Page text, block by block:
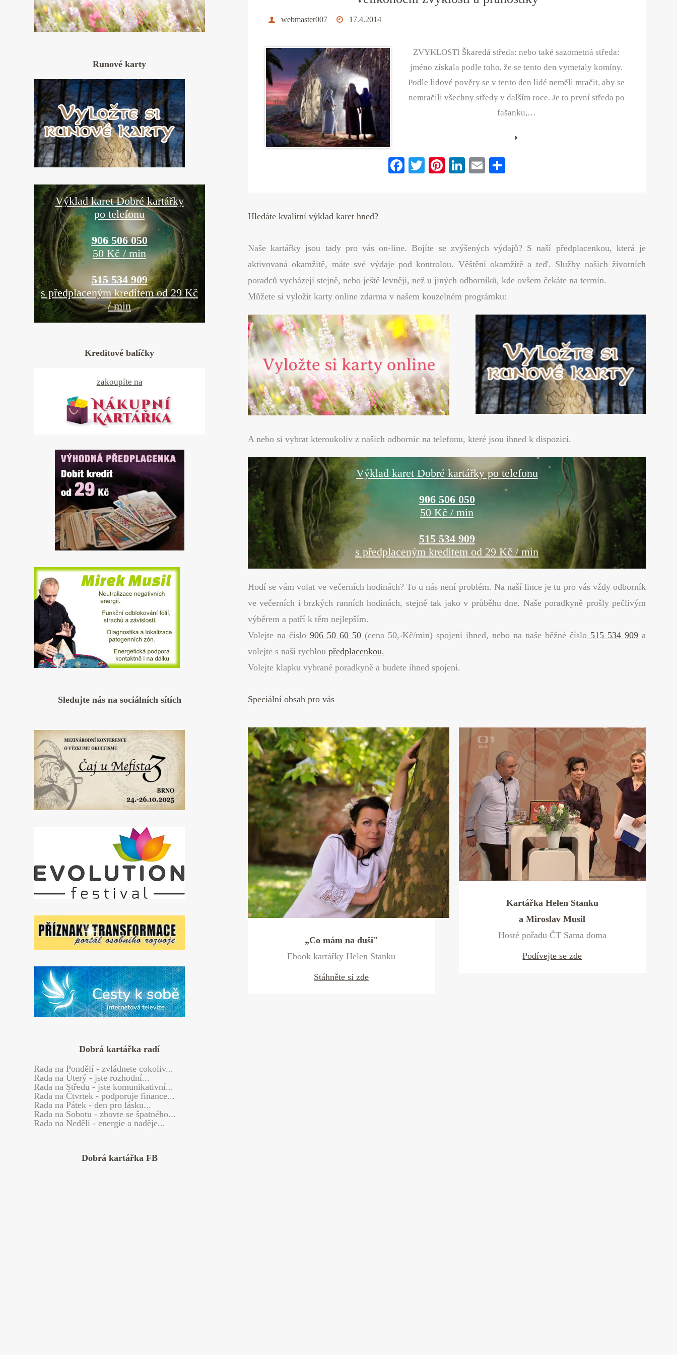
webmaster007 17.4.2014
ZVYKLOSTI Škaredá středa: nebo také sazometná středa:
jméno získala podle toho, že se tento den vymetaly komíny.
Podle lidové pověry se v tento den lidé neměli mračit, aby se
nemračili všechny středy v dalším roce. Je to první středa po
fašanku,…
Fa T
Pi Li E
Hledáte kvalitní výklad karet hned?
Naše kartářky jsou tady pro vás on-line. Bojíte se zvýšených výdajů? S naší předplacenkou, která je
aktivovaná okamžitě, máte své výdaje pod kontrolou. Věštění okamžitě a teď. Služby našich životních
poradců vycházejí stejně, nebo ještě levněji, než u jiných odborníků, kde ovšem čekáte na termín.
Můžete si vyložit karty online zdarma v našem kouzelném prográmku:
A nebo si vybrat kteroukoliv z našich odbornic na telefonu, které jsou ihned k dispozici.
Výklad karet Dobré kartářky po telefonu
906 506 050
50 Kč / min
515 534 909
s předplaceným kreditem od 29 Kč / min
Hodí se vám volat ve večerních hodinách? To u nás není problém. Na naší lince je tu pro vás vždy odborník
ve večerních i brzkých ranních hodinách, stejně tak jako v průběhu dne. Naše poradkyně prošly pečlivým
výběrem a patří k těm nejlepším.
Volejte na číslo 906 50 60 50 (cena 50,-Kč/min) spojení ihned, nebo na naše běžné číslo 515 534 909 a
volejte s naší rychlou předplacenkou.
Volejte klapku vybrané poradkyně a budete ihned spojeni.
Speciální obsah pro vás
„Co mám na duši"
Ebook kartářky Helen Stanku
Stáhněte si zde
Kartářka Helen Stanku
a Miroslav Musil
Hosté pořadu ČT Sama doma
Podívejte se zde
Runové karty
Výklad karet Dobré kartářky
po telefonu
906 506 050
50 Kč / min
515 534 909
s předplaceným kreditem od 29 Kč
/ min
Kreditové balíčky
zakoupíte na
Sledujte nás na sociálních sítích
Dobrá kartářka radí
Rada na Pondělí - zvládnete cokoliv...
Rada na Úterý - jste rozhodní...
Rada na Středu - jste komunikativní...
Rada na Čtvrtek - podporuje finance...
Rada na Pátek - den pro lásku...
Rada na Sobotu - zbavte se špatného...
Rada na Neděli - energie a naděje...
Dobrá kartářka FB